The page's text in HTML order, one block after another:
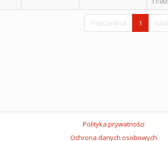
Poprzednia 1
Polityka prywatności
Ochrona danych osobowych